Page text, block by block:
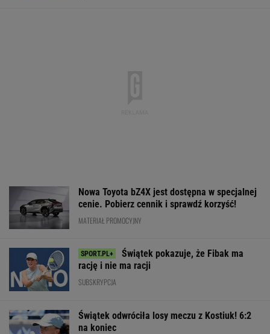
Nowa Toyota bZ4X jest dostępna w specjalnej
cenie. Pobierz cennik i sprawdź korzyść!
MATERIAŁ PROMOCYJNY
Świątek pokazuje, że Fibak ma
rację i nie ma racji
SUBSKRYPCJA
Świątek odwróciła losy meczu z Kostiuk! 6:2
na koniec